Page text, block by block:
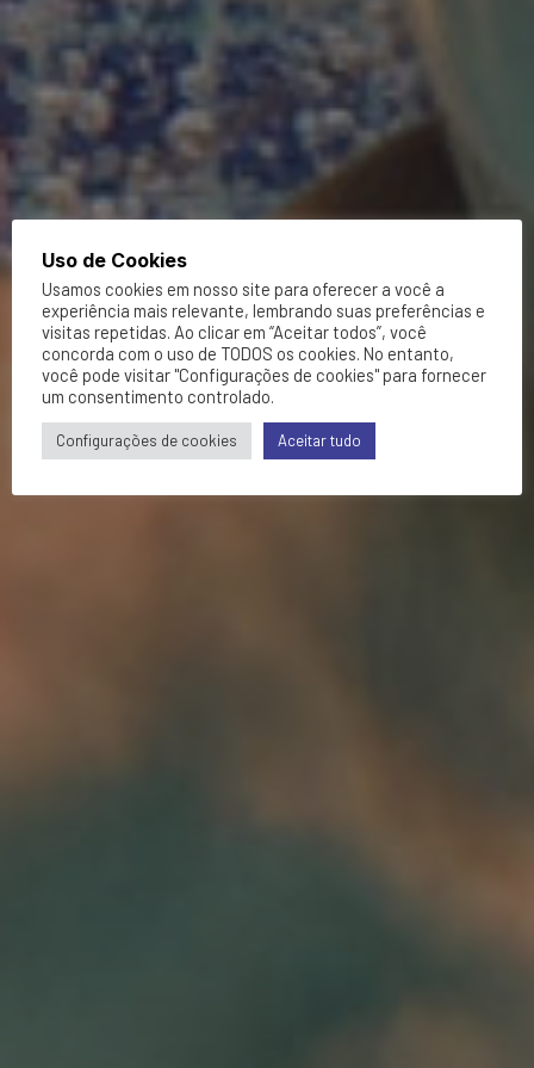
Uso de Cookies
Usamos cookies em nosso site para oferecer a você a
experiência mais relevante, lembrando suas preferências e
visitas repetidas. Ao clicar em “Aceitar todos”, você
concorda com o uso de TODOS os cookies. No entanto,
você pode visitar "Configurações de cookies" para fornecer
um consentimento controlado.
Configurações de cookies Aceitar tudo